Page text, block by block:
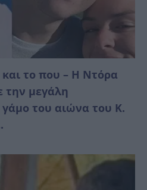
το που – Η Ντόρα
την μεγάλη
του αιώνα του Κ.